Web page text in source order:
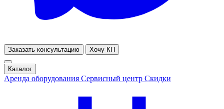
Заказать консультацию Хочу КП
Каталог
Аренда оборудования Сервисный центр Скидки